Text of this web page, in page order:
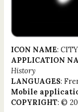
ICON NAME:
APPLICATION
History
LANGUAGES:
Mobile
COPYRIGHT: ©